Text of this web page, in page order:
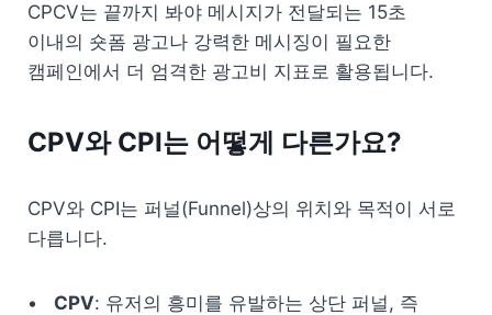
CPCV는 끝까지 봐야 메시지가 전달되는 15초
이내의 숏폼 광고나 강력한 메시징이 필요한
캠페인에서 더 엄격한 광고비 지표로 활용됩니다.
CPV와 CPI는 어떻게 다른가요?
CPV와 CPI는 퍼널(Funnel)상의 위치와 목적이 서로
다릅니다.
CPV: 유저의 흥미를 유발하는 상단 퍼널, 즉